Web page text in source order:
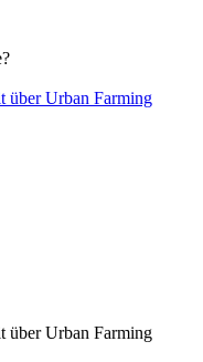
über Urban Farming
über Urban Farming